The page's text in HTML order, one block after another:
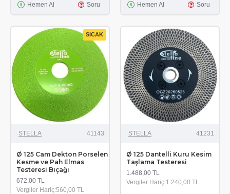
Hemen Al Soru Hemen Al Soru
SICAK
STELLA 41143
Ø 125 Cam Dekton Porselen
Kesme ve Pah Elmas
Testeresi Bıçağı
672,00 TL
Vergiler Hariç:560,00 TL
STELLA 41231
Ø 125 Dantelli Kuru Kesim
Taşlama Testeresi
1.488,00 TL
Vergiler Hariç:1.240,00 TL